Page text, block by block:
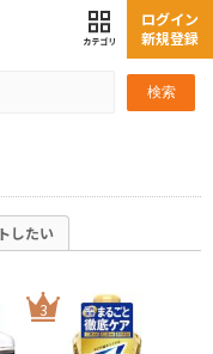
検索
ログイン
新規登録
したい
3